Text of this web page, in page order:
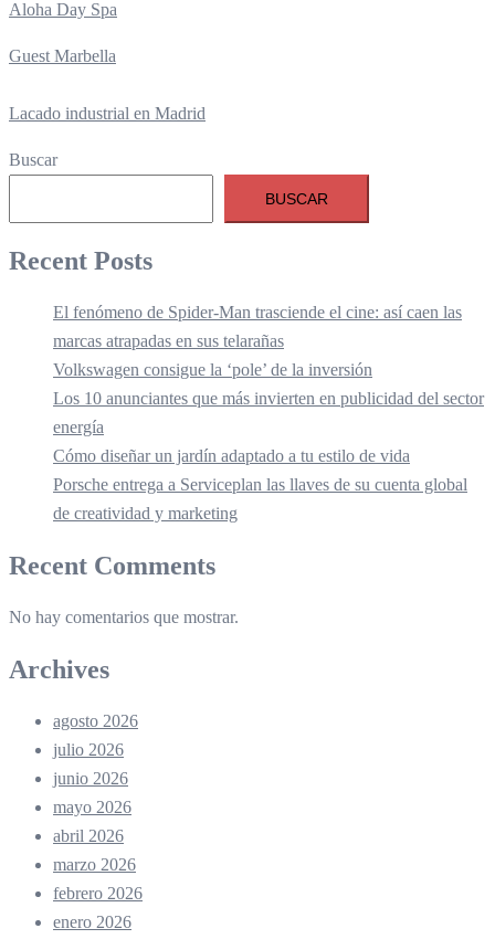
Aloha Day Spa
Guest Marbella
Lacado industrial en Madrid
Buscar
BUSCAR
Recent Posts
El fenómeno de Spider-Man trasciende el cine: así caen las
marcas atrapadas en sus telarañas
Volkswagen consigue la ‘pole’ de la inversión
Los 10 anunciantes que más invierten en publicidad del sector
energía
Cómo diseñar un jardín adaptado a tu estilo de vida
Porsche entrega a Serviceplan las llaves de su cuenta global
de creatividad y marketing
Recent Comments
No hay comentarios que mostrar.
Archives
agosto 2026
julio 2026
junio 2026
mayo 2026
abril 2026
marzo 2026
febrero 2026
enero 2026